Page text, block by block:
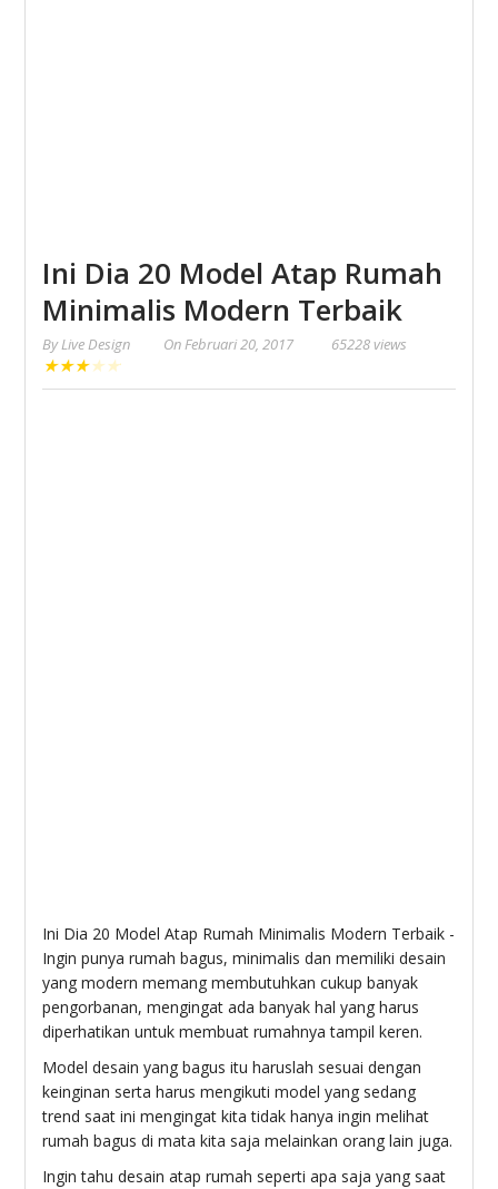
Ini Dia 20 Model Atap Rumah
Minimalis Modern Terbaik
ByLive Design OnFebruari 20, 2017 65228 views
★★★★★
Ini Dia 20 Model Atap Rumah Minimalis Modern Terbaik -
Ingin punya rumah bagus, minimalis dan memiliki desain
yang modern memang membutuhkan cukup banyak
pengorbanan, mengingat ada banyak hal yang harus
diperhatikan untuk membuat rumahnya tampil keren.
Model desain yang bagus itu haruslah sesuai dengan
keinginan serta harus mengikuti model yang sedang
trend saat ini mengingat kita tidak hanya ingin melihat
rumah bagus di mata kita saja melainkan orang lain juga.
Ingin tahu desain atap rumah seperti apa saja yang saat